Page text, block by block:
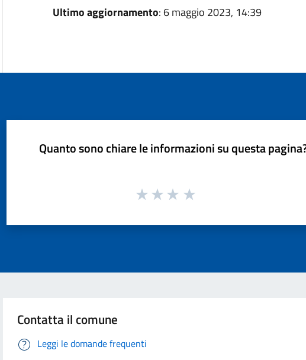
Ultimo aggiornamento: 6 maggio 2023, 14:39
Quanto sono chiare le informazioni su questa
Contatta il comune
Leggi le domande frequenti